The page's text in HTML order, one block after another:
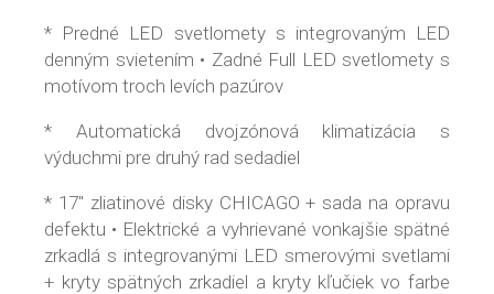
* Predné LED svetlomety s integrovaným LED
denným svietením • Zadné Full LED svetlomety s
motívom troch levích pazúrov
* Automatická dvojzónová klimatizácia s
výduchmi pre druhý rad sedadiel
* 17" zliatinové disky CHICAGO + sada na opravu
defektu • Elektrické a vyhrievané vonkajšie spätné
zrkadlá s integrovanými LED smerovými svetlami
+ kryty spätných zrkadiel a kryty kľučiek vo farbe